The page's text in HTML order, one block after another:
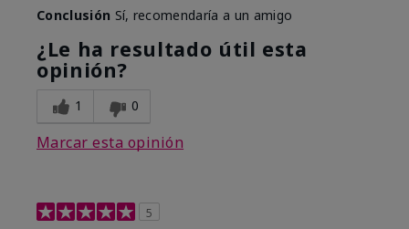
Conclusión Sí, recomendaría a un amigo
¿Le ha resultado útil esta
opinión?
1 0
Marcar esta opinión
5